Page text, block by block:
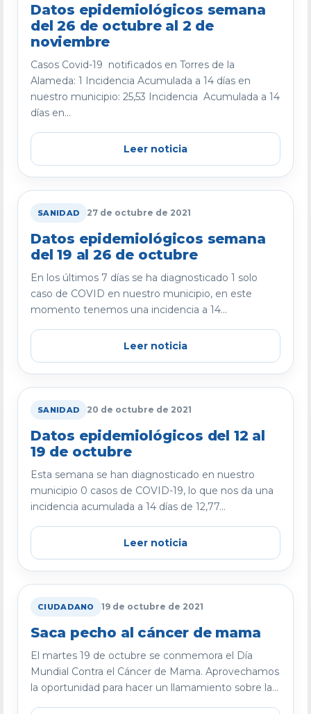
Datos epidemiológicos semana
del 26 de octubre al 2 de
noviembre
Casos Covid-19 notificados en Torres de la
Alameda: 1 Incidencia Acumulada a 14 días en
nuestro municipio: 25,53 Incidencia Acumulada a 14
días en...
Leer noticia
SANIDAD 27 de octubre de 2021
Datos epidemiológicos semana
del 19 al 26 de octubre
En los últimos 7 días se ha diagnosticado 1 solo
caso de COVID en nuestro municipio, en este
momento tenemos una incidencia a 14...
Leer noticia
SANIDAD 20 de octubre de 2021
Datos epidemiológicos del 12 al
19 de octubre
Esta semana se han diagnosticado en nuestro
municipio 0 casos de COVID-19, lo que nos da una
incidencia acumulada a 14 días de 12,77...
Leer noticia
CIUDADANO 19 de octubre de 2021
Saca pecho al cáncer de mama
El martes 19 de octubre se conmemora el Día
Mundial Contra el Cáncer de Mama. Aprovechamos
la oportunidad para hacer un llamamiento sobre la...